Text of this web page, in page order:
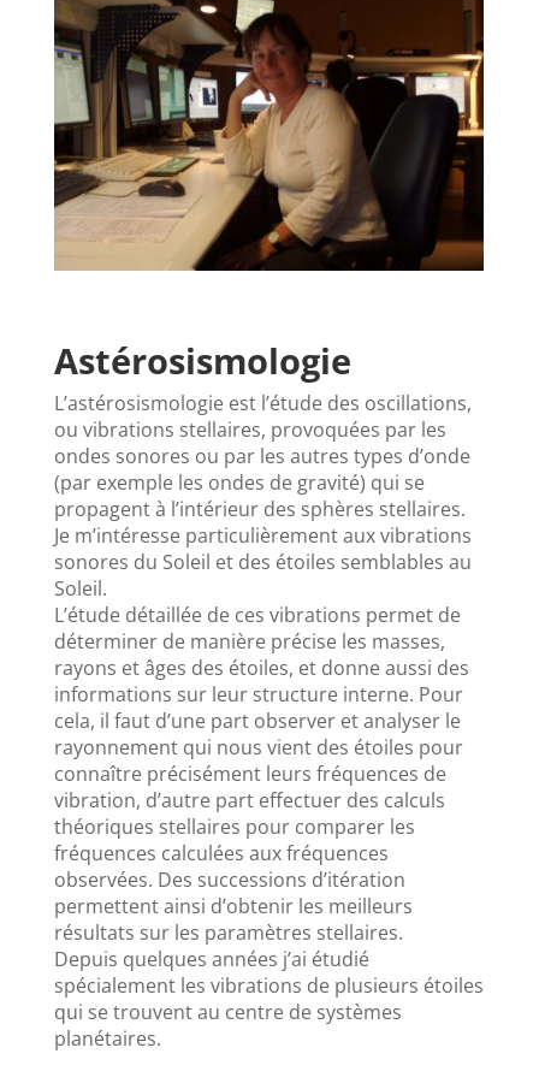
Astérosismologie
L’astérosismologie est l’étude des oscillations,
ou vibrations stellaires, provoquées par les
ondes sonores ou par les autres types d’onde
(par exemple les ondes de gravité) qui se
propagent à l’intérieur des sphères stellaires.
Je m’intéresse particulièrement aux vibrations
sonores du Soleil et des étoiles semblables au
Soleil.
L’étude détaillée de ces vibrations permet de
déterminer de manière précise les masses,
rayons et âges des étoiles, et donne aussi des
informations sur leur structure interne. Pour
cela, il faut d’une part observer et analyser le
rayonnement qui nous vient des étoiles pour
connaître précisément leurs fréquences de
vibration, d’autre part effectuer des calculs
théoriques stellaires pour comparer les
fréquences calculées aux fréquences
observées. Des successions d’itération
permettent ainsi d’obtenir les meilleurs
résultats sur les paramètres stellaires.
Depuis quelques années j’ai étudié
spécialement les vibrations de plusieurs étoiles
qui se trouvent au centre de systèmes
planétaires.